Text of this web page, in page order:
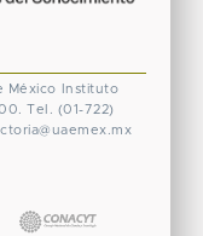
México
Instituto
Tel. (01-722)